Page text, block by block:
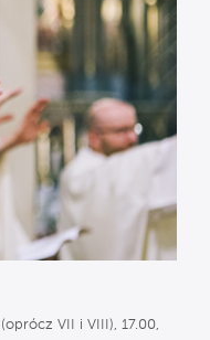
VII i VIII), 17.00,